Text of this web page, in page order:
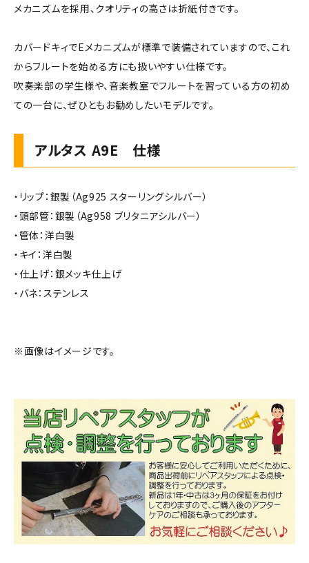
メカニズムを採用、クオリティの高さは折紙付きです。
カバードキィでEメカニズムが標準で装備されていますので、これ
からフルートを始める方にも扱いやすい仕様です。
吹奏楽部の学生様や、音楽教室でフルートを習っている方の初め
ての一台に、ぜひともお勧めしたいモデルです。
アルタス A9E 仕様
・リップ：銀製（Ag925 スターリングシルバー）
・頭部管：銀製（Ag958 ブリタニアシルバー）
・管体：洋白製
・キイ：洋白製
・仕上げ：銀メッキ仕上げ
・バネ：ステンレス
※画像はイメージです。